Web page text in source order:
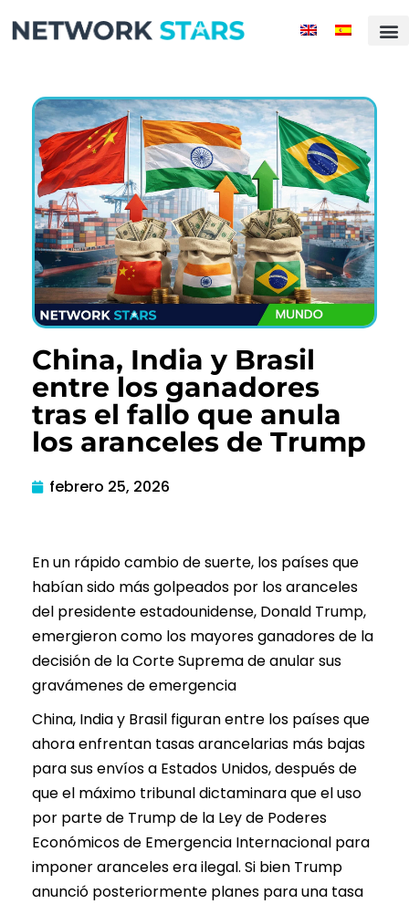
China, India y Brasil
entre los ganadores
tras el fallo que anula
los aranceles de Trump
febrero 25, 2026
En un rápido cambio de suerte, los países que
habían sido más golpeados por los aranceles
del presidente estadounidense, Donald Trump,
emergieron como los mayores ganadores de la
decisión de la Corte Suprema de anular sus
gravámenes de emergencia
China, India y Brasil figuran entre los países que
ahora enfrentan tasas arancelarias más bajas
para sus envíos a Estados Unidos, después de
que el máximo tribunal dictaminara que el uso
por parte de Trump de la Ley de Poderes
Económicos de Emergencia Internacional para
imponer aranceles era ilegal. Si bien Trump
anunció posteriormente planes para una tasa